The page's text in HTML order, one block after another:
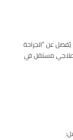
يُفصل عن “الجراحة
علاجي مستقل في